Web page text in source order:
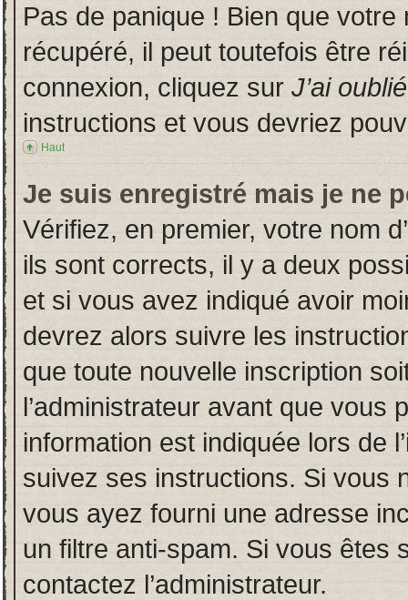
Pas de panique ! Bien que
récupéré, il peut toutefois être
connexion, cliquez sur J’ai
instructions et vous devriez
Haut
Je suis enregistré mais je ne
Vérifiez, en premier, votre nom
ils sont corrects, il y a deux
et si vous avez indiqué avoir
devrez alors suivre les
que toute nouvelle inscription
l’administrateur avant que vous
information est indiquée lors de
suivez ses instructions. Si vous
vous ayez fourni une adresse
un filtre anti-spam. Si vous êtes
contactez l’administrateur.